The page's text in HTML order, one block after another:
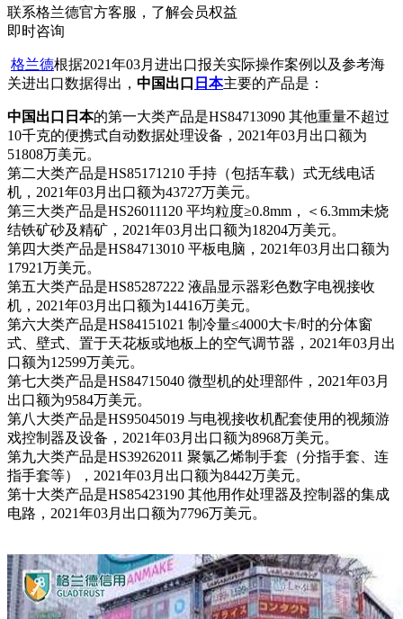
联系格兰德官方客服，了解会员权益
即时咨询
格兰德根据2021年03月进出口报关实际操作案例以及参考海
关进出口数据得出， 中国出口 日本主要的产品是：
中国出口日本的第一大类产品是HS84713090 其他重量不超过
10千克的便携式自动数据处理设备，2021年03月出口额为
51808万美元。
第二大类产品是HS85171210 手持（包括车载）式无线电话
机，2021年03月出口额为43727万美元。
第三大类产品是HS26011120 平均粒度≥0.8mm，＜6.3mm未烧
结铁矿砂及精矿，2021年03月出口额为18204万美元。
第四大类产品是HS84713010 平板电脑，2021年03月出口额为
17921万美元。
第五大类产品是HS85287222 液晶显示器彩色数字电视接收
机，2021年03月出口额为14416万美元。
第六大类产品是HS84151021 制冷量≤4000大卡/时的分体窗
式、壁式、置于天花板或地板上的空气调节器，2021年03月出
口额为12599万美元。
第七大类产品是HS84715040 微型机的处理部件，2021年03月
出口额为9584万美元。
第八大类产品是HS95045019 与电视接收机配套使用的视频游
戏控制器及设备，2021年03月出口额为8968万美元。
第九大类产品是HS39262011 聚氯乙烯制手套（分指手套、连
指手套等），2021年03月出口额为8442万美元。
第十大类产品是HS85423190 其他用作处理器及控制器的集成
电路，2021年03月出口额为7796万美元。